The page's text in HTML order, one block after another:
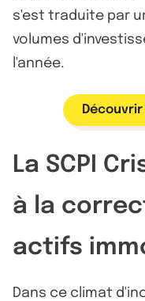
s'est traduite par
volumes
l'année.
Découvrir
La SCPI
à la
actifs
Dans ce climat